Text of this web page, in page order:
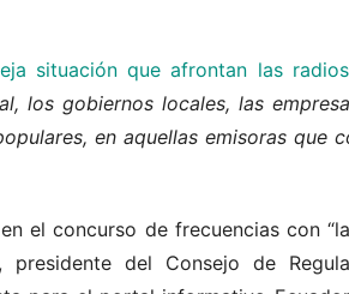
situación que afrontan las
los gobiernos locales, las
en aquellas emisoras que
el concurso de frecuencias con
presidente del Consejo de